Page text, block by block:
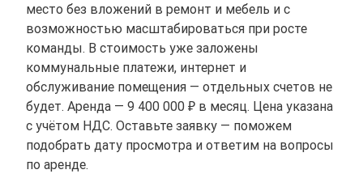
место без вложений в ремонт и мебель и с
возможностью масштабироваться при росте
команды. В стоимость уже заложены
коммунальные платежи, интернет и
обслуживание помещения — отдельных счетов не
будет. Аренда — 9 400 000 ₽ в месяц. Цена указана
с учётом НДС. Оставьте заявку — поможем
подобрать дату просмотра и ответим на вопросы
по аренде.